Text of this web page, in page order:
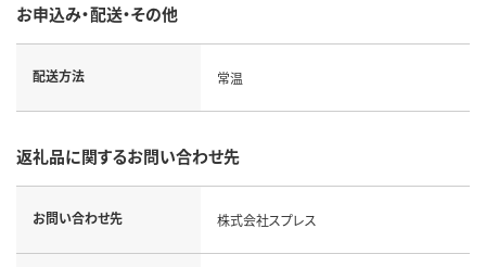
お申込み・配送・その他
配送方法 常温
返礼品に関するお問い合わせ先
お問い合わせ先 株式会社スプレス